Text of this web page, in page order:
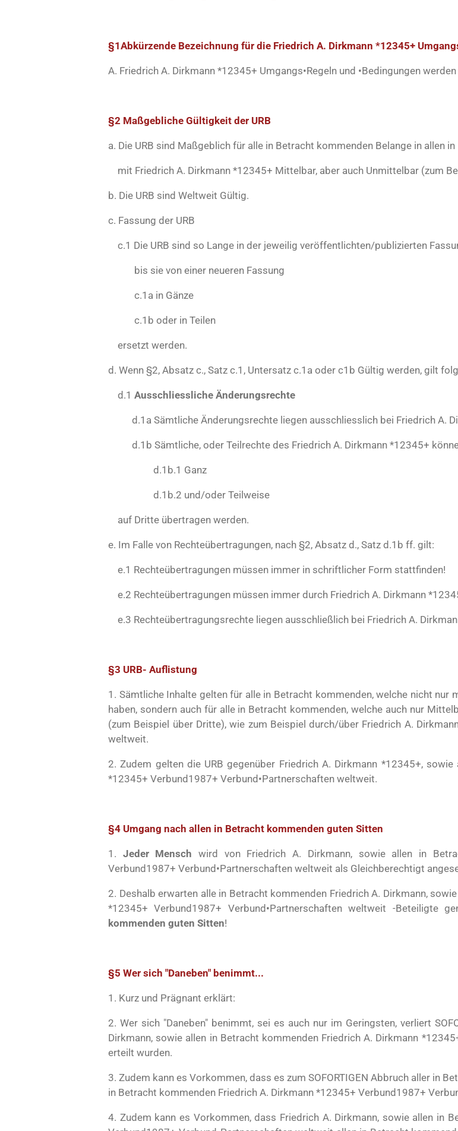
§1Abkürzende Bezeichnung für die Friedrich A. Dirkmann *12345+
A. Friedrich A. Dirkmann *12345+ Umgangs•Regeln und •Bedingungen werden
§2 Maßgebliche Gültigkeit der URB
a. Die URB sind Maßgeblich für alle in Betracht kommenden Belange in allen
mit Friedrich A. Dirkmann *12345+ Mittelbar, aber auch Unmittelbar (zum
b. Die URB sind Weltweit Gültig.
c. Fassung der URB
c.1 Die URB sind so Lange in der jeweilig veröffentlichten/publizierten
bis sie von einer neueren Fassung
c.1a in Gänze
c.1b oder in Teilen
ersetzt werden.
d. Wenn §2, Absatz c., Satz c.1, Untersatz c.1a oder c1b Gültig werden, gilt
d.1 Ausschliessliche Änderungsrechte
d.1a Sämtliche Änderungsrechte liegen ausschliesslich bei Friedrich A.
d.1b Sämtliche, oder Teilrechte des Friedrich A. Dirkmann *12345+
d.1b.1 Ganz
d.1b.2 und/oder Teilweise
auf Dritte übertragen werden.
e. Im Falle von Rechteübertragungen, nach §2, Absatz d., Satz d.1b ff. gilt:
e.1 Rechteübertragungen müssen immer in schriftlicher Form stattfinden!
e.2 Rechteübertragungen müssen immer durch Friedrich A. Dirkmann
e.3 Rechteübertragungsrechte liegen ausschließlich bei Friedrich A.
§3 URB- Auflistung
1. Sämtliche Inhalte gelten für alle in Betracht kommenden, welche nicht nur
haben, sondern auch für alle in Betracht kommenden, welche auch nur
(zum Beispiel über Dritte), wie zum Beispiel durch/über Friedrich A.
weltweit.
2. Zudem gelten die URB gegenüber Friedrich A. Dirkmann *12345+,
*12345+ Verbund1987+ Verbund•Partnerschaften weltweit.
§4 Umgang nach allen in Betracht kommenden guten Sitten
1. Jeder Mensch wird von Friedrich A. Dirkmann, sowie allen in
Verbund1987+ Verbund•Partnerschaften weltweit als Gleichberechtigt
2. Deshalb erwarten alle in Betracht kommenden Friedrich A. Dirkmann,
*12345+ Verbund1987+ Verbund•Partnerschaften weltweit -Beteiligte
kommenden guten Sitten!
§5 Wer sich "Daneben" benimmt...
1. Kurz und Prägnant erklärt:
2. Wer sich "Daneben" benimmt, sei es auch nur im Geringsten, verliert
Dirkmann, sowie allen in Betracht kommenden Friedrich A. Dirkmann
erteilt wurden.
3. Zudem kann es Vorkommen, dass es zum SOFORTIGEN Abbruch aller in
in Betracht kommenden Friedrich A. Dirkmann *12345+ Verbund1987+
4. Zudem kann es Vorkommen, dass Friedrich A. Dirkmann, sowie allen in